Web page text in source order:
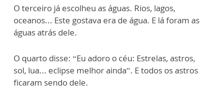
O terceiro já escolheu as águas. Rios, lagos,
oceanos... Este gostava era de água. E lá foram as
águas atrás dele.
O quarto disse: “Eu adoro o céu: Estrelas, astros,
sol, lua... eclipse melhor ainda”. E todos os astros
ficaram sendo dele.